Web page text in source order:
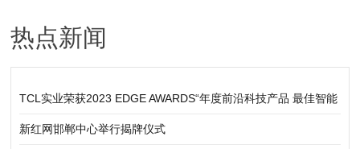
热点新闻
TCL实业荣获2023 EDGE AWARDS“年度前沿科技产品 最佳智能
家居产品”奖
新红网邯郸中心举行揭牌仪式